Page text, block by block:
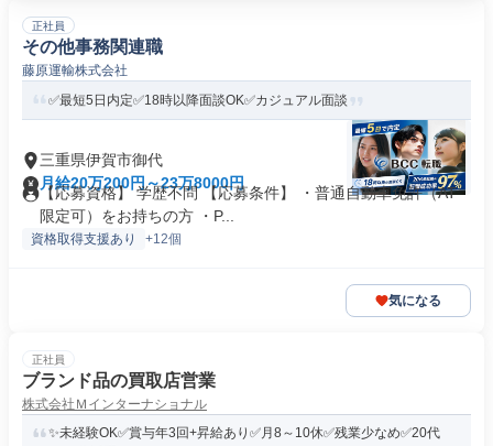
正社員
その他事務関連職
藤原運輸株式会社
✅最短5日内定✅18時以降面談OK✅カジュアル面談
三重県伊賀市御代
月給20万200円～23万8000円
【応募資格】 学歴不問 【応募条件】 ・普通自動車免許（AT
限定可）をお持ちの方 ・P...
資格取得支援あり +12個
気になる
正社員
ブランド品の買取店営業
株式会社Ｍインターナショナル
✨未経験OK✅賞与年3回+昇給あり✅月8～10休✅残業少なめ✅20代